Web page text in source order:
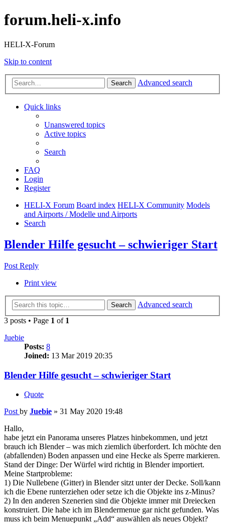
forum.heli-x.info
HELI-X-Forum
Skip to content
Search Advanced search
Quick links
Unanswered topics
Active topics
Search
FAQ
Login
Register
HELI-X Forum Board index HELI-X Community Models
and Airports / Modelle und Airports
Search
Blender Hilfe gesucht – schwieriger Start
Post Reply
Print view
Search
Advanced search
3 posts • Page 1 of 1
Juebie
Posts: 8
Joined: 13 Mar 2019 20:35
Blender Hilfe gesucht – schwieriger Start
Quote
Post by Juebie » 31 May 2020 19:48
Hallo,
habe jetzt ein Panorama unseres Platzes hinbekommen, und jetzt
brauch ich Blender – was mich ziemlich überfordert. Ich möchte den
(abfallenden) Boden anpassen und eine Hecke als Sperre markieren.
Stand der Dinge: Der Würfel wird richtig in Blender importiert.
Meine Startprobleme:
1) Die Nullebene (Gitter) in Blender sitzt unter der Decke. Soll/kann
ich die Ebene runterziehen oder setze ich die Objekte ins z-Minus?
2) In den anderen Szenerien sind die Objekte immer mit Dreiecken
konstruiert. Die habe ich im Blendermenue gar nicht gefunden. Was
muss ich beim Menuepunkt „Add“ auswählen als neues Objekt?